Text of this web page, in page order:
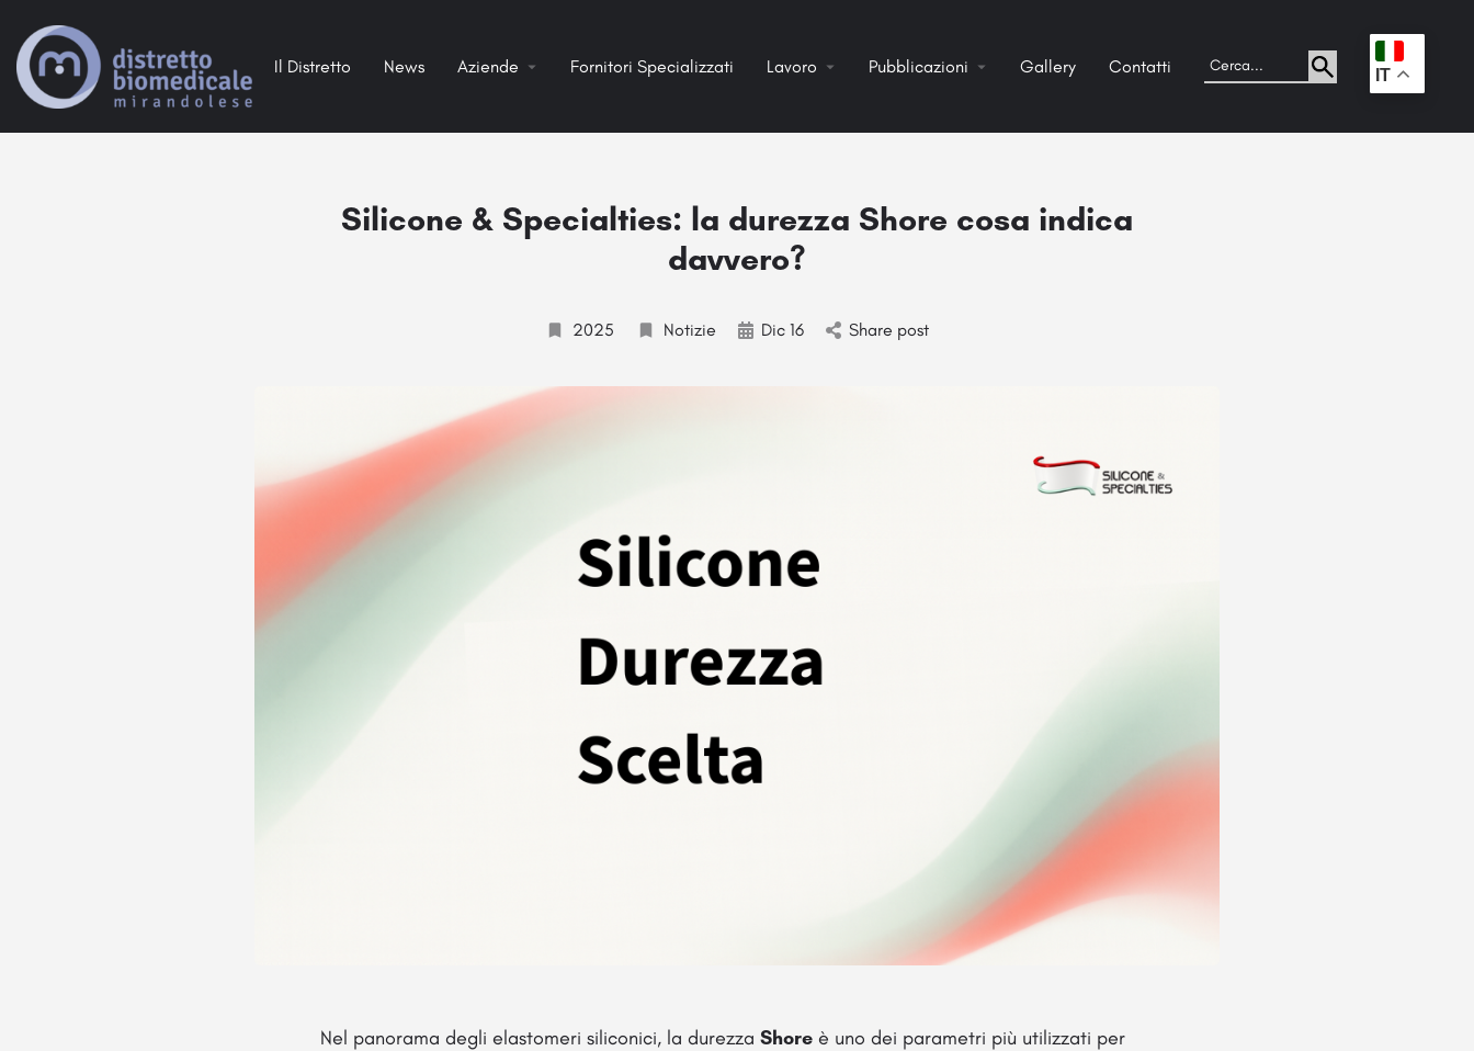
Il Distretto News Aziende Fornitori Specializzati Lavoro Pubblicazioni Gallery Contatti . IT
Silicone & Specialties: la durezza Shore cosa indica
davvero?
2025 Notizie Dic 16 Share post
Nel panorama degli elastomeri siliconici, la durezza Shore è uno dei parametri più utilizzati per